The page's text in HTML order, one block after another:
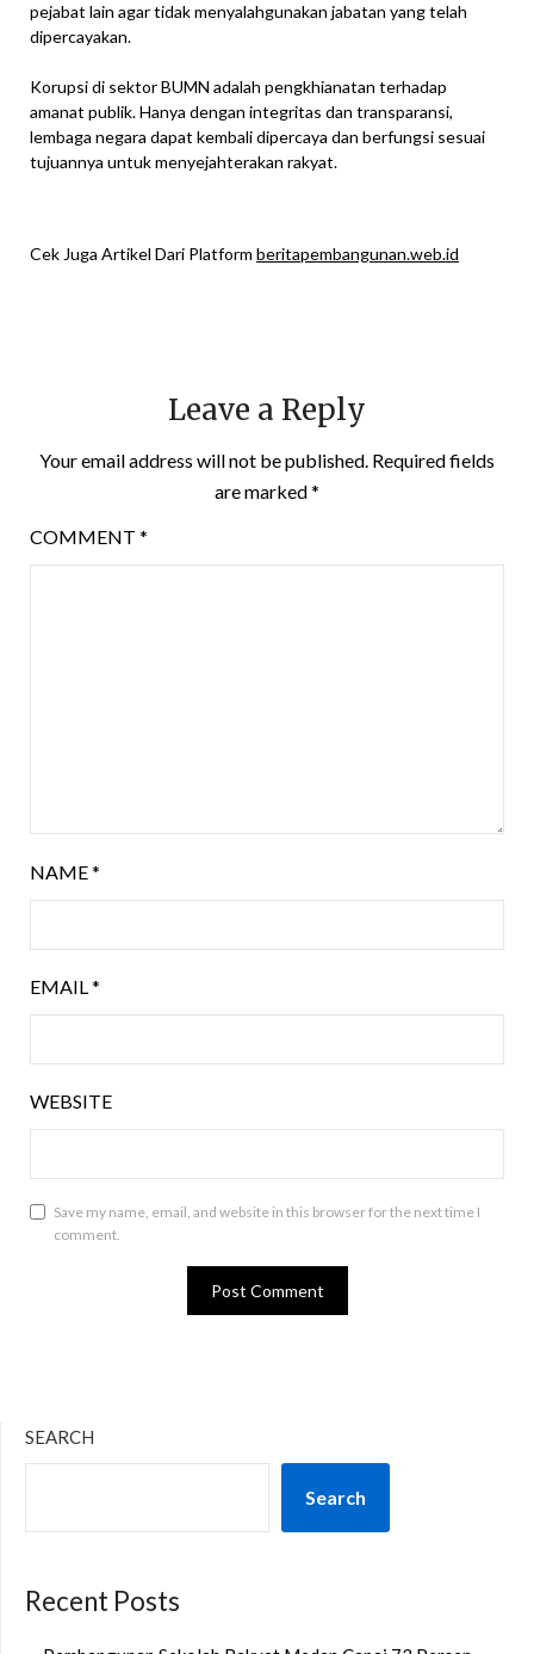
pejabat lain agar tidak menyalahgunakan jabatan yang telah
dipercayakan.
Korupsi di sektor BUMN adalah pengkhianatan terhadap
amanat publik. Hanya dengan integritas dan transparansi,
lembaga negara dapat kembali dipercaya dan berfungsi sesuai
tujuannya untuk menyejahterakan rakyat.
Cek Juga Artikel Dari Platform beritapembangunan.web.id
Leave a Reply
Your email address will not be published. Required fields
are marked*
COMMENT *
NAME*
EMAIL*
WEBSITE
Save my name, email, and website in this browser for the next time I
comment.
SEARCH
Search
Recent Posts